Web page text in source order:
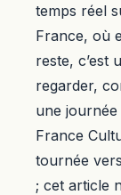
temps réel
France, où
reste, c’est
regarder,
une
France
tournée
; cet article